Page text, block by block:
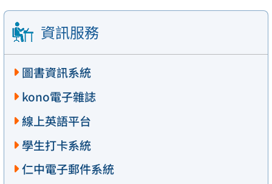
資訊服務
圖書資訊系統
kono電子雜誌
線上英語平台
學生打卡系統
仁中電子郵件系統